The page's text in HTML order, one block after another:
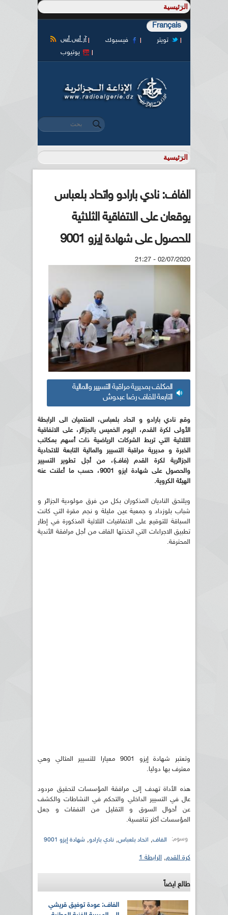
Français
آر أس أس فيسبوك
تويتر
يوتيوب
استمارة البحث
‏بحث ‏
الفاف: نادي بارادو واتحاد بلعباس
يوقعان على الاتفاقية الثلاثية
للحصول على شهادة إيزو 9001
02/07/2020 - 21:27
المكلف بمديرية مراقبة التسيير والمالية
التابعة للفاف رضا عبدوش
وقع نادي بارادو و اتحاد بلعباس، المنتميان الى الرابطة
الأولى لكرة القدم، اليوم الخميس بالجزائر، على الاتفاقية
الثلاثية التي تربط الشركات الرياضية ذات أسهم بمكاتب
الخبرة و مديرية مراقبة التسيير والمالية التابعة للاتحادية
الجزائرية لكرة القدم (فاف)، من أجل تطوير التسيير
والحصول على شهادة ايزو 9001، حسب ما أعلنت عنه
الهيئة الكروية.
ويلتحق الناديان المذكوران بكل من فرق مولودية الجزائر و
شباب بلوزداد و جمعية عين مليلة و نجم مقرة التي كانت
السباقة للتوقيع على الاتفاقيات الثلاثية المذكورة في إطار
تطبيق الاجراءات التي اتخذتها الفاف من أجل مرافقة الأندية
المحترفة.
وتعتبر شهادة إيزو 9001 معيارا للتسيير المثالي وهي
معترف بها دوليا.
هذه الأداة تهدف إلى مرافقة المؤسسات لتحقيق مردود
عال في التسيير الداخلي والتحكم في النشاطات والكشف
عن أحوال السوق و التقليل من النفقات و جعل
المؤسسات أكثر تنافسية.
وسوم: الفاف, اتحاد بلعباس, نادي بارادو, شهادة إيزو 9001
كرة القدم, الرابطة 1
طالع ايضاً
الفاف: عودة توفيق قريشي